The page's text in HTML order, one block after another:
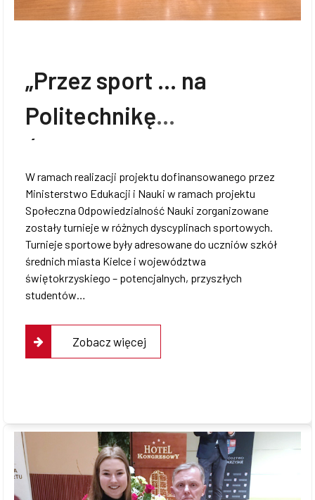
„Przez sport … na
Politechnikę
W ramach realizacji projektu dofinansowanego przez
Ministerstwo Edukacji i Nauki w ramach projektu
Społeczna Odpowiedzialność Nauki zorganizowane
zostały turnieje w różnych dyscyplinach sportowych.
Turnieje sportowe były adresowane do uczniów szkół
średnich miasta Kielce i województwa
świętokrzyskiego – potencjalnych, przyszłych
studentów…
Zobacz więcej